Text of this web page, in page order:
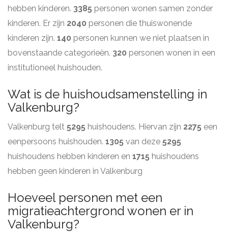
hebben kinderen. 3385 personen wonen samen zonder
kinderen. Er zijn 2040 personen die thuiswonende
kinderen zijn. 140 personen kunnen we niet plaatsen in
bovenstaande categorieën. 320 personen wonen in een
institutioneel huishouden.
Wat is de huishoudsamenstelling in
Valkenburg?
Valkenburg telt 5295 huishoudens. Hiervan zijn 2275 een
eenpersoons huishouden. 1305 van deze 5295
huishoudens hebben kinderen en 1715 huishoudens
hebben geen kinderen in Valkenburg
Hoeveel personen met een
migratieachtergrond wonen er in
Valkenburg?